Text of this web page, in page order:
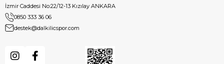
İzmir Caddesi No:22/12-13 Kızılay ANKARA
0850 333 36 06
destek@dalkilicspor.com